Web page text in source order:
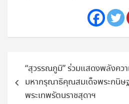
เรื่อง“สุวรรณภูมิ” ร่วมแสดงพลังคว
มหากรุณาธิคุณสมเด็จพระกนิษฐ
พระเทพรัตนราชสุดาฯ